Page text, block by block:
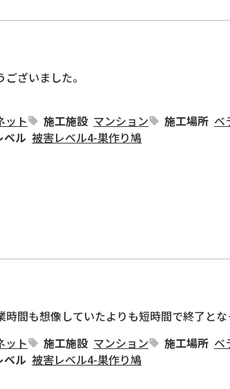
ざいました。
ット 施工施設 マンション 施工場所 ベ
ベル 被害レベル4-巣作り鳩
間も想像していたよりも短時間で終了とな
ット 施工施設 マンション 施工場所 ベ
ベル 被害レベル4-巣作り鳩